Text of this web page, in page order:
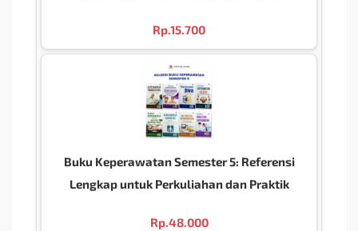
Rp.15.700
Buku Keperawatan Semester 5: Referensi
Lengkap untuk Perkuliahan dan Praktik
Rp.48.000